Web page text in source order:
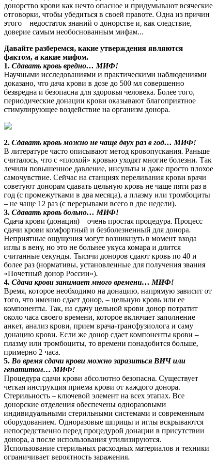
донорство крови как нечто опасное и придумывают всяческие
отговорки, чтобы убедиться в своей правоте. Одна из причин
этого – недостаток знаний о донорстве и, как следствие,
доверие самым необоснованным мифам...
Давайте разберемся, какие утверждения являются
фактом, а какие мифом.
1. Сдавать кровь вредно… МИФ!
Научными исследованиями и практическими наблюдениями
доказано, что дача крови в дозе до 500 мл совершенно
безвредна и безопасна для здоровья человека. Более того,
периодические донации крови оказывают благоприятное
стимулирующее воздействие на организм донора.
2. Сдавать кровь можно не чаще двух раз в год… МИФ!
В литературе часто описывают метод кровопускания. Раньше
считалось, что с «плохой» кровью уходят многие болезни. Так
лечили повышенное давление, инсульты и даже просто плохое
самочувствие. Сейчас на станциях переливания крови врачи
советуют донорам сдавать цельную кровь не чаще пяти раз в
год (с промежутками в два месяца), а плазму или тромбоциты
– не чаще 12 раз (с перерывами всего в две недели).
3. Сдавать кровь больно… МИФ!
Сдача крови (донация) – очень простая процедура. Процесс
сдачи крови комфортный и безболезненный для донора.
Неприятные ощущения могут возникнуть в момент входа
иглы в вену, но это не больнее укуса комара и длится
считанные секунды. Тысячи доноров сдают кровь по 40 и
более раз (нормативы, установленные для получения звания
«Почетный донор России»).
4. Сдача крови занимает много времени… МИФ!
Время, которое необходимо на донацию, напрямую зависит от
того, что именно сдает донор, – цельную кровь или ее
компоненты. Так, на сдачу цельной крови донор потратит
около часа своего времени, которое включает заполнение
анкет, анализ крови, прием врача-трансфузиолога и саму
донацию крови. Если же донор сдает компоненты крови –
плазму или тромбоциты, то времени понадобится больше,
примерно 2 часа.
5. Во время сдачи крови можно заразиться ВИЧ или
гепатитом… МИФ!
Процедура сдачи крови абсолютно безопасна. Существует
четкая инструкция приема крови от каждого донора.
Стерильность – ключевой элемент на всех этапах. Все
донорские отделения обеспечены одноразовыми
индивидуальными стерильными системами и современным
оборудованием. Одноразовые шприцы и иглы вскрываются
непосредственно перед процедурой донации в присутствии
донора, а после использования утилизируются.
Использование стерильных расходных материалов и техники
ограничивает вероятность заражения.